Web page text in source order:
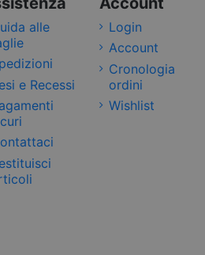
alle
e Recessi
Login
Account
Cronologia
ordini
Wishlist